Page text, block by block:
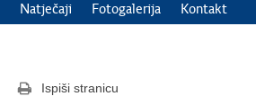
Natječaji Fotogalerija Kontakt
Ispiši stranicu